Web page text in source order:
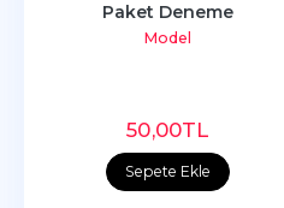
Sepete Ekle
Paket Deneme
Model
50,00TL